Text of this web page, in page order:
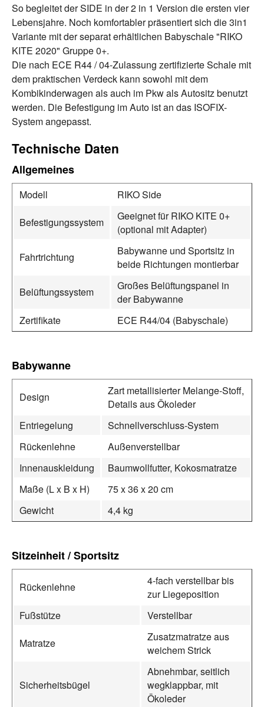
So begleitet der SIDE in der 2 in 1 Version die ersten vier
Lebensjahre. Noch komfortabler präsentiert sich die 3in1
Variante mit der separat erhältlichen Babyschale "RIKO
KITE 2020" Gruppe 0+.
Die nach ECE R44 / 04-Zulassung zertifizierte Schale mit
dem praktischen Verdeck kann sowohl mit dem
Kombikinderwagen als auch im Pkw als Autositz benutzt
werden. Die Befestigung im Auto ist an das ISOFIX-
System angepasst.
Technische Daten
Allgemeines
Modell RIKO Side
Befestigungssystem
Geeignet für RIKO KITE 0+
(optional mit Adapter)
Fahrtrichtung
Babywanne und Sportsitz in
beide Richtungen montierbar
Belüftungssystem
Großes Belüftungspanel in
der Babywanne
Zertifikate
ECE R44/04 (Babyschale)
Babywanne
Design
Zart metallisierter Melange-Stoff,
Details aus Ökoleder
Entriegelung
Schnellverschluss-System
Rückenlehne
Außenverstellbar
Innenauskleidung
Baumwollfutter, Kokosmatratze
Maße (L x B x H)
75 x 36 x 20 cm
Gewicht
4,4 kg
Sitzeinheit / Sportsitz
Rückenlehne
4-fach verstellbar bis
zur Liegeposition
Fußstütze
Verstellbar
Matratze
Zusatzmatratze aus
weichem Strick
Sicherheitsbügel
Abnehmbar, seitlich
wegklappbar, mit
Ökoleder